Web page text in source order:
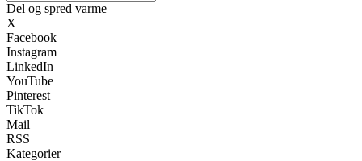
Del og spred varme
X
Facebook
Instagram
LinkedIn
YouTube
Pinterest
TikTok
Mail
RSS
Kategorier